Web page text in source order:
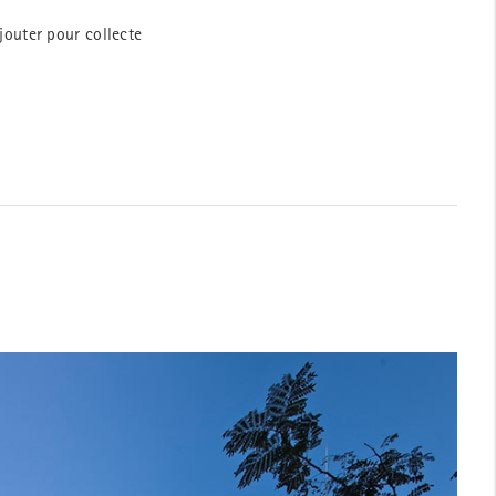
pour collecte